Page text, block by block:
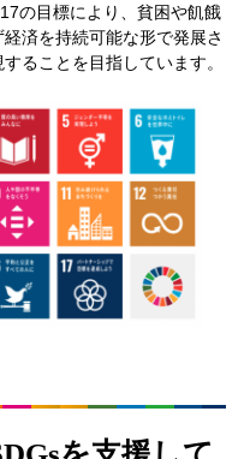
の目標により、貧困や飢餓
済を持続可能な形で発展さ
ることを目指しています。